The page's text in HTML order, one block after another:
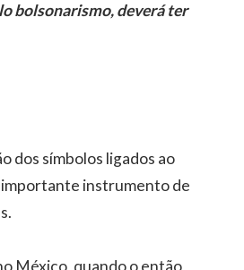
bolsonarismo, deverá ter
dos símbolos ligados ao
importante instrumento de
México, quando o então